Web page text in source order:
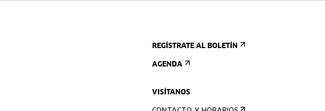
REGÍSTRATE AL BOLETÍN
AGENDA
VISÍTANOS